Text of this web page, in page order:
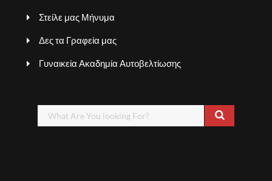
Στείλε μας Μήνυμα
Δες τα Γραφεία μας
Γυναικεία Ακαδημία Αυτοβελτίωσης